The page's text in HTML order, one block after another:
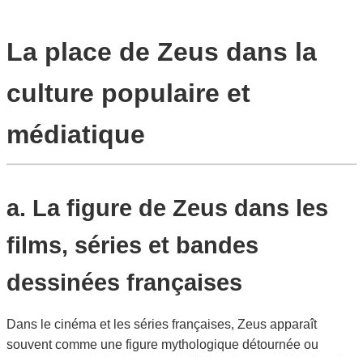
La place de Zeus dans la
culture populaire et
médiatique
a. La figure de Zeus dans les
films, séries et bandes
dessinées françaises
Dans le cinéma et les séries françaises, Zeus apparaît
souvent comme une figure mythologique détournée ou